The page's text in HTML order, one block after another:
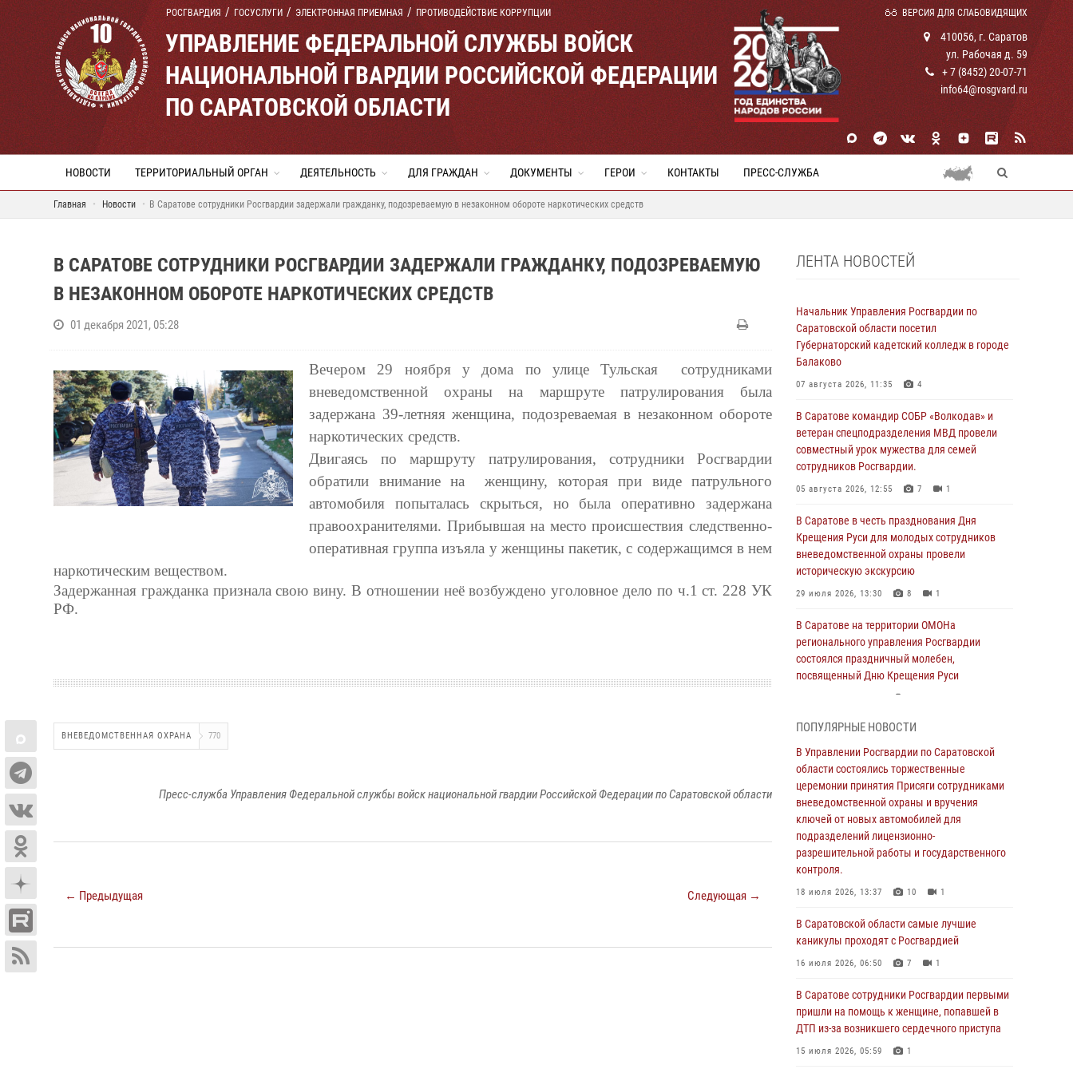
РОСГВАРДИЯ ГОСУСЛУГИ ЭЛЕКТРОННАЯ ПРИЕМНАЯ ПРОТИВОДЕЙСТВИЕ КОРРУПЦИИ ВЕРСИЯ ДЛЯ СЛАБОВИДЯЩИХ
УПРАВЛЕНИЕ ФЕДЕРАЛЬНОЙ СЛУЖБЫ ВОЙСК
НАЦИОНАЛЬНОЙ ГВАРДИИ РОССИЙСКОЙ ФЕДЕРАЦИИ
ПО САРАТОВСКОЙ ОБЛАСТИ
410056, г. Саратов
ул. Рабочая д. 59
+ 7 (8452) 20-07-71
info64@rosgvard.ru
НОВОСТИ ТЕРРИТОРИАЛЬНЫЙ ОРГАН ДЕЯТЕЛЬНОСТЬ ДЛЯ ГРАЖДАН ДОКУМЕНТЫ ГЕРОИ КОНТАКТЫ ПРЕСС-СЛУЖБА
Главная Новости В Саратове сотрудники Росгвардии задержали гражданку, подозреваемую в незаконном обороте наркотических средств
В САРАТОВЕ СОТРУДНИКИ РОСГВАРДИИ ЗАДЕРЖАЛИ ГРАЖДАНКУ, ПОДОЗРЕВАЕМУЮ
В НЕЗАКОННОМ ОБОРОТЕ НАРКОТИЧЕСКИХ СРЕДСТВ
01 декабря 2021, 05:28
Вечером 29 ноября у дома по улице Тульская сотрудниками
вневедомственной охраны на маршруте патрулирования была
задержана 39-летняя женщина, подозреваемая в незаконном обороте
наркотических средств.
Двигаясь по маршруту патрулирования, сотрудники Росгвардии
обратили внимание на женщину, которая при виде патрульного
автомобиля попыталась скрыться, но была оперативно задержана
правоохранителями. Прибывшая на место происшествия следственно-
оперативная группа изъяла у женщины пакетик, с содержащимся в нем
наркотическим веществом.
Задержанная гражданка признала свою вину. В отношении неё возбуждено уголовное дело по ч.1 ст. 228 УК
РФ.
ВНЕВЕДОМСТВЕННАЯ ОХРАНА 770
Пресс-служба Управления Федеральной службы войск национальной гвардии Российской Федерации по Саратовской области
← Предыдущая Следующая →
ЛЕНТА НОВОСТЕЙ
Начальник Управления Росгвардии по
Саратовской области посетил
Губернаторский кадетский колледж в городе
Балаково
07 августа 2026, 11:35 4
В Саратове командир СОБР «Волкодав» и
ветеран спецподразделения МВД провели
совместный урок мужества для семей
сотрудников Росгвардии.
05 августа 2026, 12:55 7 1
В Саратове в честь празднования Дня
Крещения Руси для молодых сотрудников
вневедомственной охраны провели
историческую экскурсию
29 июля 2026, 13:30 8 1
В Саратове на территории ОМОНа
регионального управления Росгвардии
состоялся праздничный молебен,
посвященный Дню Крещения Руси
В Саратовской области сотрудники
Росгвардии помогли вернуться домой
потерявшейся пенсионерке
21 июля 2026, 10:38
В Управлении Росгвардии по Саратовской
области состоялись торжественные
церемонии принятия Присяги сотрудниками
вневедомственной охраны и вручения
ключей от новых автомобилей для
разрешительной работы и государственного
18 июля 2026, 13:37 10 1
В Саратовской области самые лучшие
16 июля 2026, 06:50 7 1
ПОПУЛЯРНЫЕ НОВОСТИ
В Управлении Росгвардии по Саратовской
области состоялись торжественные
церемонии принятия Присяги сотрудниками
вневедомственной охраны и вручения
ключей от новых автомобилей для
подразделений лицензионно-
разрешительной работы и государственного
контроля.
18 июля 2026, 13:37 10 1
В Саратовской области самые лучшие
каникулы проходят с Росгвардией
16 июля 2026, 06:50 7 1
В Саратове сотрудники Росгвардии первыми
пришли на помощь к женщине, попавшей в
ДТП из-за возникшего сердечного приступа
15 июля 2026, 05:59 1